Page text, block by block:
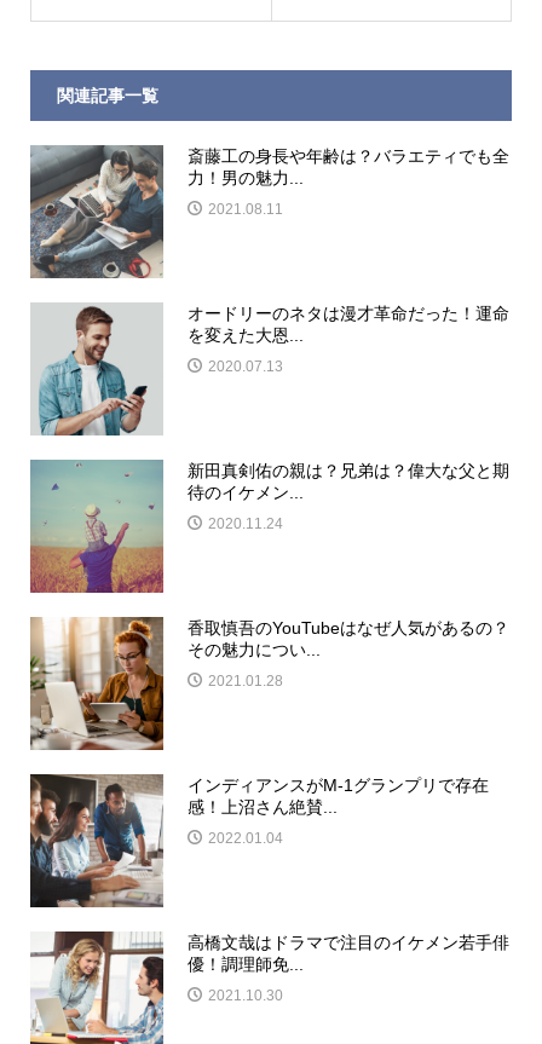
関連記事一覧
斎藤工の身長や年齢は？バラエティでも全
力！男の魅力...
2021.08.11
オードリーのネタは漫才革命だった！運命
を変えた大恩...
2020.07.13
新田真剣佑の親は？兄弟は？偉大な父と期
待のイケメン...
2020.11.24
香取慎吾のYouTubeはなぜ人気があるの？
その魅力につい...
2021.01.28
インディアンスがM-1グランプリで存在
感！上沼さん絶賛...
2022.01.04
高橋文哉はドラマで注目のイケメン若手俳
優！調理師免...
2021.10.30